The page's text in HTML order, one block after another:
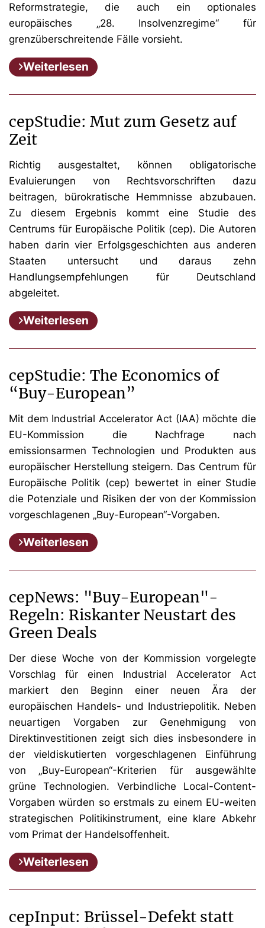
Reformstrategie, die auch ein optionales
europäisches „28. Insolvenzregime“ für
grenzüberschreitende Fälle vorsieht.
Weiterlesen
cepStudie: Mut zum Gesetz auf
Zeit
Richtig ausgestaltet, können obligatorische
Evaluierungen von Rechtsvorschriften dazu
beitragen, bürokratische Hemmnisse abzubauen.
Zu diesem Ergebnis kommt eine Studie des
Centrums für Europäische Politik (cep). Die Autoren
haben darin vier Erfolgsgeschichten aus anderen
Staaten untersucht und daraus zehn
Handlungsempfehlungen für Deutschland
abgeleitet.
Weiterlesen
cepStudie: The Economics of
“Buy-European”
Mit dem Industrial Accelerator Act (IAA) möchte die
EU-Kommission die Nachfrage nach
emissionsarmen Technologien und Produkten aus
europäischer Herstellung steigern. Das Centrum für
Europäische Politik (cep) bewertet in einer Studie
die Potenziale und Risiken der von der Kommission
vorgeschlagenen „Buy-European“-Vorgaben.
Weiterlesen
cepNews: "Buy-European"-
Regeln: Riskanter Neustart des
Green Deals
Der diese Woche von der Kommission vorgelegte
Vorschlag für einen Industrial Accelerator Act
markiert den Beginn einer neuen Ära der
europäischen Handels- und Industriepolitik. Neben
neuartigen Vorgaben zur Genehmigung von
Direktinvestitionen zeigt sich dies insbesondere in
der vieldiskutierten vorgeschlagenen Einführung
von „Buy-European“-Kriterien für ausgewählte
grüne Technologien. Verbindliche Local-Content-
Vorgaben würden so erstmals zu einem EU-weiten
strategischen Politikinstrument, eine klare Abkehr
vom Primat der Handelsoffenheit.
Weiterlesen
cepInput: Brüssel-Defekt statt